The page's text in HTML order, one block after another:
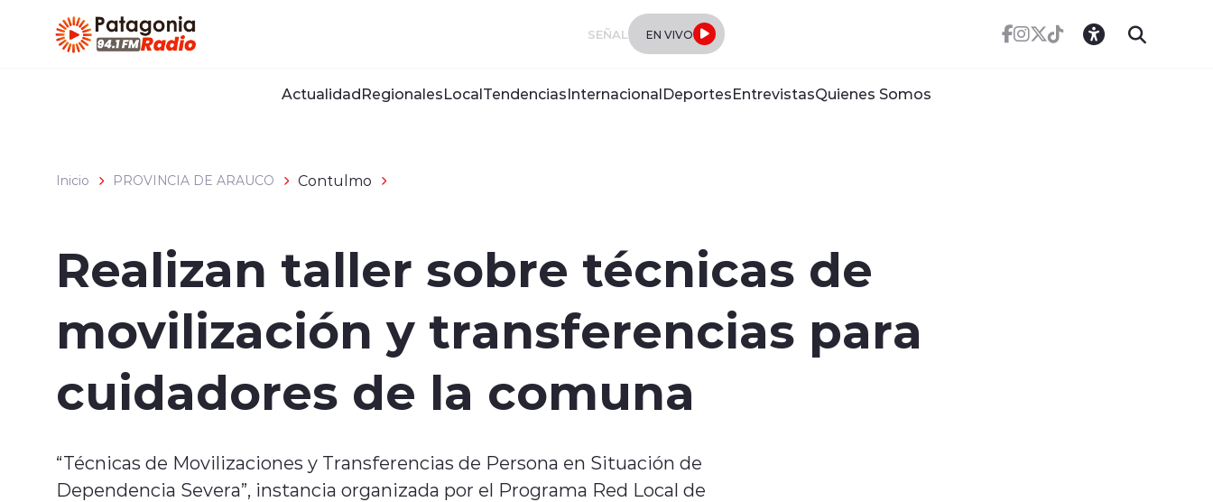
SEÑAL EN VIVO
ActualidadRegionalesLocalTendenciasInternacionalDeportesEntrevistasQuienes Somos
Inicio PROVINCIA DE ARAUCO Contulmo
Realizan taller sobre técnicas de
movilización y transferencias para
cuidadores de la comuna
“Técnicas de Movilizaciones y Transferencias de Persona en Situación de
Dependencia Severa”, instancia organizada por el Programa Red Local de